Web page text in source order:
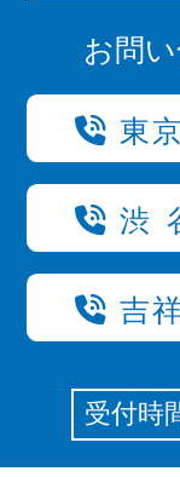
お問
東
渋
吉
受付時